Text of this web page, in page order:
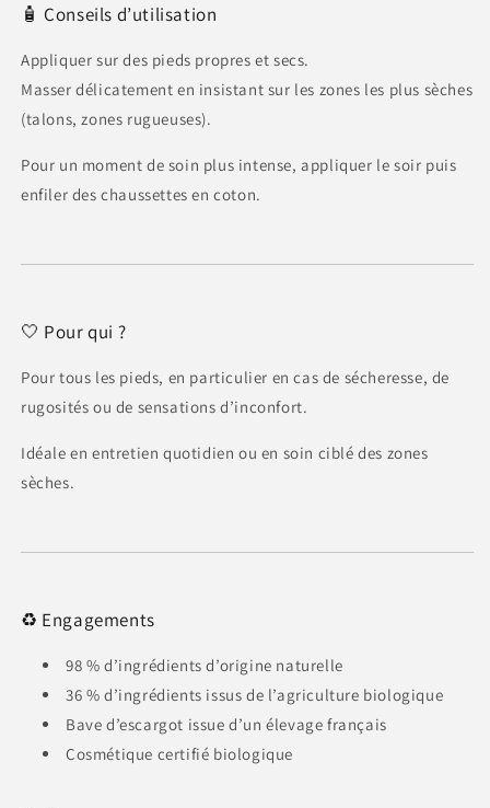
🧴 Conseils d’utilisation
Appliquer sur des pieds propres et secs.
Masser délicatement en insistant sur les zones les plus sèches
(talons, zones rugueuses).
Pour un moment de soin plus intense, appliquer le soir puis
enfiler des chaussettes en coton.
🤍 Pour qui ?
Pour tous les pieds, en particulier en cas de sécheresse, de
rugosités ou de sensations d’inconfort.
Idéale en entretien quotidien ou en soin ciblé des zones
sèches.
♻️ Engagements
98 % d’ingrédients d’origine naturelle
36 % d’ingrédients issus de l’agriculture biologique
Bave d’escargot issue d’un élevage français
Cosmétique certifié biologique